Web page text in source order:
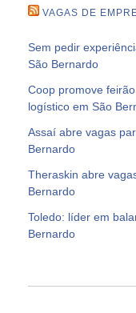
VAGAS DE
Sem pedir
São Bernardo
Coop promove
logístico em São
Assaí abre vagas
Bernardo
Theraskin abre
Bernardo
Toledo: líder em
Bernardo